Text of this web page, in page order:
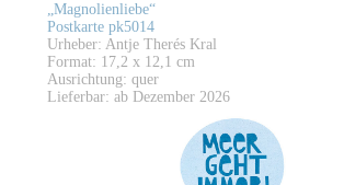
„Magnolienliebe“
Postkarte pk5014
Urheber: Antje Therés Kral
Format: 17,2 x 12,1 cm
Ausrichtung: quer
Lieferbar: ab Dezember 2026